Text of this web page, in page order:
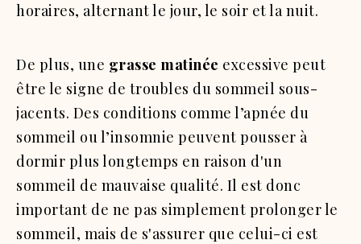
horaires, alternant le jour, le soir et la nuit.
De plus, une grasse matinée excessive peut
être le signe de troubles du sommeil sous-
jacents. Des conditions comme l’apnée du
sommeil ou l’insomnie peuvent pousser à
dormir plus longtemps en raison d'un
sommeil de mauvaise qualité. Il est donc
important de ne pas simplement prolonger le
sommeil, mais de s'assurer que celui-ci est